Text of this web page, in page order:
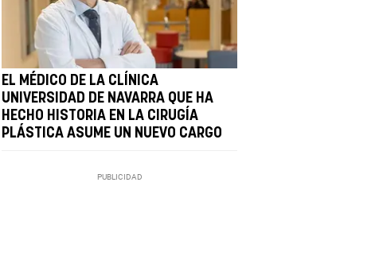
EL MÉDICO DE LA CLÍNICA
UNIVERSIDAD DE NAVARRA QUE HA
HECHO HISTORIA EN LA CIRUGÍA
PLÁSTICA ASUME UN NUEVO CARGO